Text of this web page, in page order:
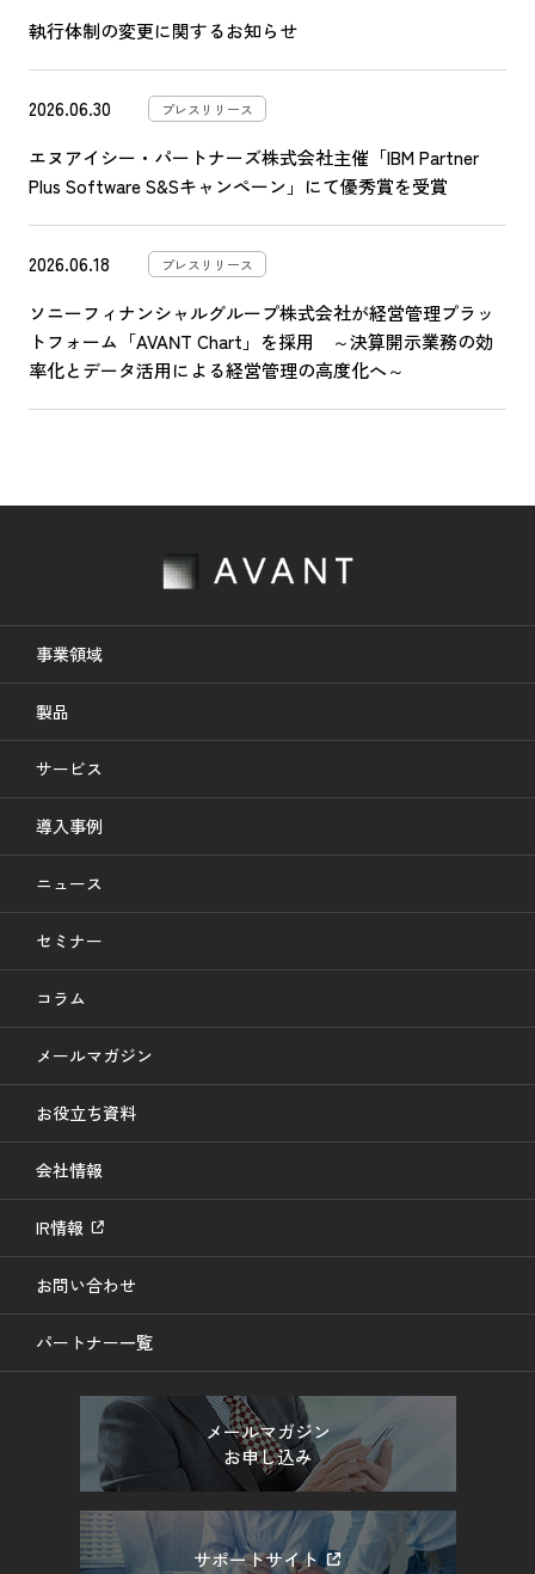
執行体制の変更に関するお知らせ
2026.06.30 プレスリリース
エヌアイシー・パートナーズ株式会社主催「IBM Partner
Plus Software S&Sキャンペーン」にて優秀賞を受賞
2026.06.18 プレスリリース
ソニーフィナンシャルグループ株式会社が経営管理プラッ
トフォーム「AVANT Chart」を採用 ～決算開示業務の効
率化とデータ活用による経営管理の高度化へ～
事業領域
製品
サービス
導入事例
ニュース
セミナー
コラム
メールマガジン
お役立ち資料
会社情報
IR情報
お問い合わせ
パートナー一覧
メールマガジン
お申し込み
サポートサイト